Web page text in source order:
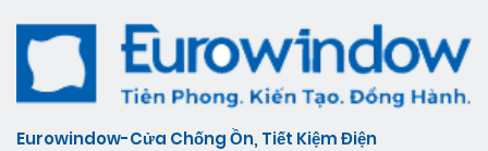
Eurowindow-Cửa Chống Ồn, Tiết Kiệm Điện